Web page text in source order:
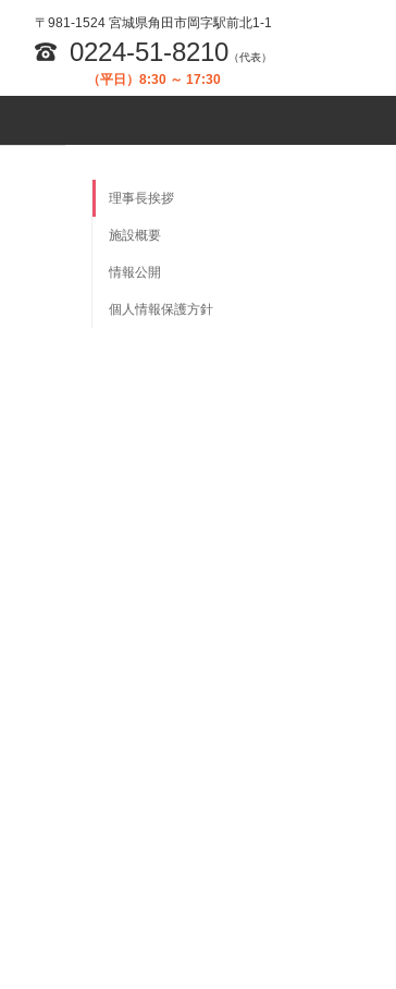
〒981-1524 宮城県角田市岡字駅前北1-1
0224-51-8210 （代表）
（平日）8:30 ～ 17:30
理事長挨拶
施設概要
情報公開
個人情報保護方針